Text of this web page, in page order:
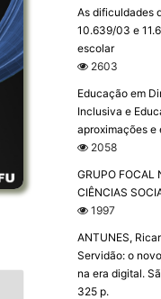
As dificuldades
10.639/03 e
escolar
2603
Educação em
Inclusiva e
aproximações
2058
GRUPO FOCAL
CIÊNCIAS
1997
ANTUNES,
Servidão: o
na era digital.
325 p.